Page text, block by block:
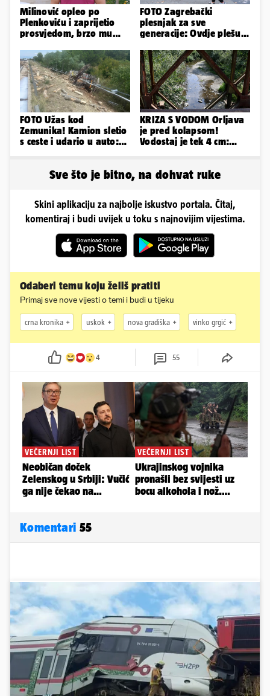
Milinović opleo po
Plenkoviću i zaprijetio
prosvjedom, brzo mu
Gospića
FOTO Zagrebački
plesnjak za sve
generacije: Ovdje plešu
FOTO Užas kod
Zemunika! Kamion sletio
s ceste i udario u auto:
KRIZA S VODOM Orljava
je pred kolapsom!
Vodostaj je tek 4 cm:
Sve što je bitno, na dohvat ruke
Skini aplikaciju za najbolje iskustvo portala. Čitaj,
komentiraj i budi uvijek u toku s najnovijim vijestima.
Odaberi temu koju želiš pratiti
Primaj sve nove vijesti o temi i budi u tijeku
crna kronika uskok nova gradiška vinko grgić
4 55
Komentari 55